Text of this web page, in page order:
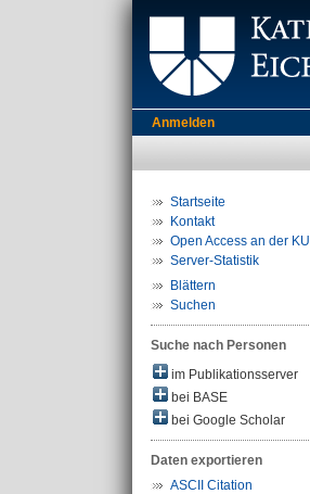
Anmelden
Startseite
Kontakt
Open Access an der KU
Server-Statistik
Blättern
Suchen
Suche nach Personen
im Publikationsserver
bei BASE
bei Google Scholar
Daten exportieren
ASCII Citation